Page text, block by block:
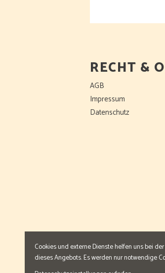
RECHT &
AGB
Impressum
Datenschutz
Cookies und externe Dienste helfen uns bei
dieses Angebots. Es werden nur notwendige